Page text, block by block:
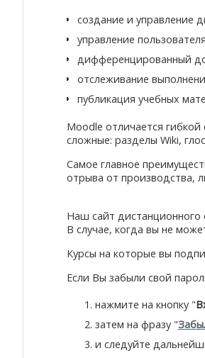
создание и управление
управление
дифференцированный
отслеживание
публикация учебных
Moodle отличается
сложные: разделы Wiki,
Самое главное
отрыва от производства,
Наш сайт
В случае, когда вы не
Курсы на которые вы
Если Вы забыли свой
нажмите на кнопку "
затем на фразу "
и следуйте